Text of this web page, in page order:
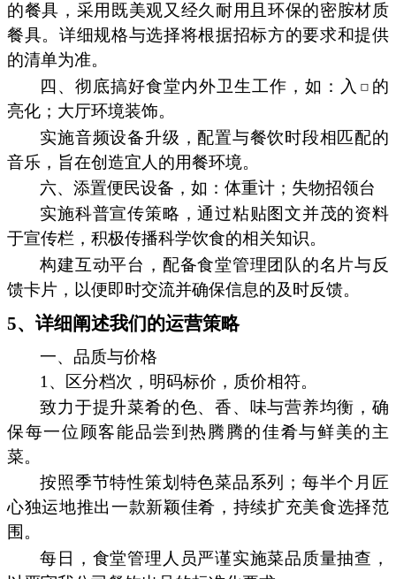
的餐具，采用既美观又经久耐用且环保的密胺材质
餐具。详细规格与选择将根据招标方的要求和提供
的清单为准。
四、彻底搞好食堂内外卫生工作，如：入
的
亮化；大厅环境装饰。
实施音频设备升级，配置与餐饮时段相匹配的
音乐，旨在创造宜人的用餐环境。
六、添置便民设备，如：体重计；失物招领台
实施科普宣传策略，通过粘贴图文并茂的资料
于宣传栏，积极传播科学饮食的相关知识。
构建互动平台，配备食堂管理团队的名片与反
馈卡片，以便即时交流并确保信息的及时反馈。
5、详细阐述我们的运营策略
一、品质与价格
1、区分档次，明码标价，质价相符。
致力于提升菜肴的色、香、味与营养均衡，确
保每一位顾客能品尝到热腾腾的佳肴与鲜美的主
菜。
按照季节特性策划特色菜品系列；每半个月匠
心独运地推出一款新颖佳肴，持续扩充美食选择范
围。
每日，食堂管理人员严谨实施菜品质量抽查，